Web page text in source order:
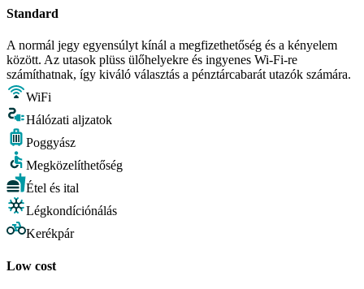
Standard
A normál jegy egyensúlyt kínál a megfizethetőség és a kényelem
között. Az utasok plüss ülőhelyekre és ingyenes Wi-Fi-re
számíthatnak, így kiváló választás a pénztárcabarát utazók számára.
WiFi
Hálózati aljzatok
Poggyász
Megközelíthetőség
Étel és ital
Légkondíciónálás
Kerékpár
Low cost